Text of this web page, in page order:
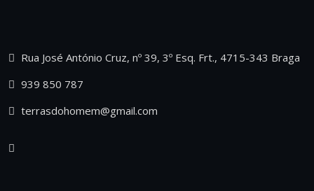
Rua José António Cruz, nº 39, 3º Esq. Frt., 4715-343 Braga
939 850 787
terrasdohomem@gmail.com